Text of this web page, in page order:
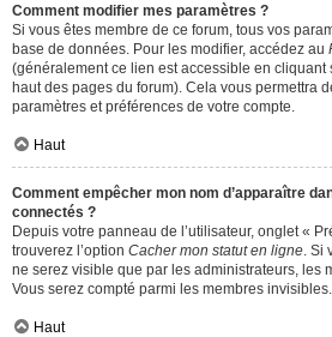
Comment modifier mes paramètres ?
Si vous êtes membre de ce forum, tous vos
base de données. Pour les modifier, accédez au
(généralement ce lien est accessible en cliquant
haut des pages du forum). Cela vous permettra
paramètres et préférences de votre compte.
Haut
Comment empêcher mon nom d’apparaître
connectés ?
Depuis votre panneau de l’utilisateur, onglet «
trouverez l’option Cacher mon statut en ligne .
ne serez visible que par les administrateurs, les
Vous serez compté parmi les membres invisibles.
Haut